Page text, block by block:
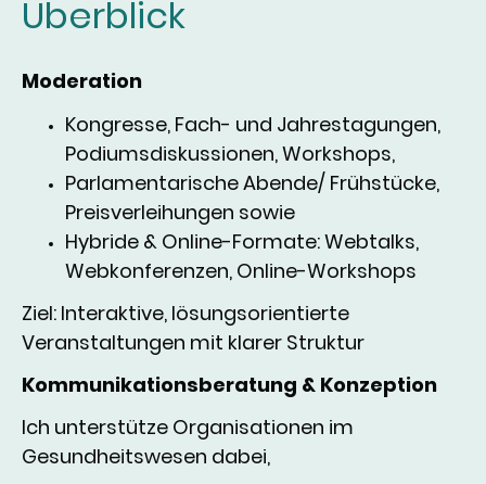
Überblick
Moderation
Kongresse, Fach- und Jahrestagungen,
Podiumsdiskussionen, Workshops,
Parlamentarische Abende/ Frühstücke,
Preisverleihungen sowie
Hybride & Online-Formate: Webtalks,
Webkonferenzen, Online-Workshops
Ziel: Interaktive, lösungsorientierte
Veranstaltungen mit klarer Struktur
Kommunikationsberatung & Konzeption
Ich unterstütze Organisationen im
Gesundheitswesen dabei,